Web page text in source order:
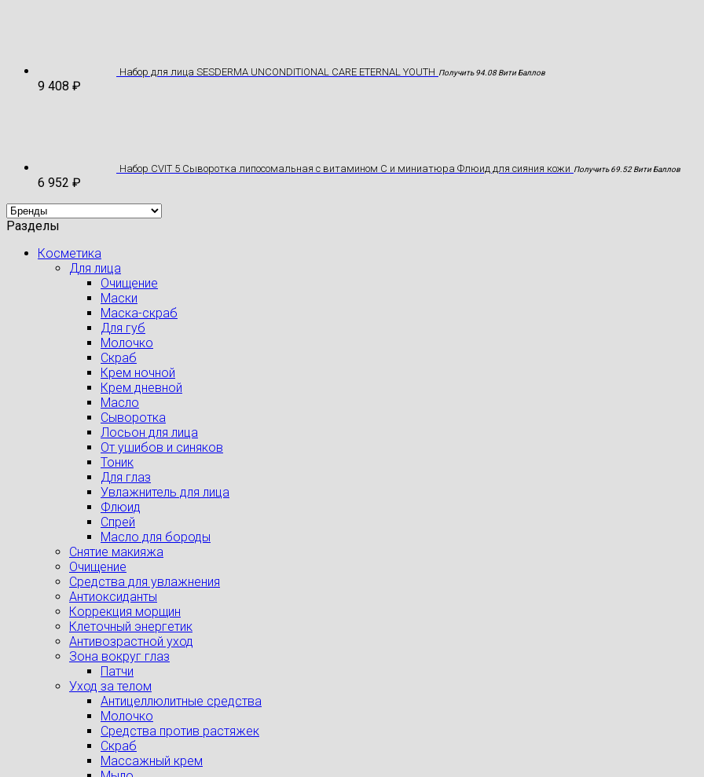
Hабор для лица SESDERMA UNCONDITIONAL CARE ETERNAL YOUTH Получить 94.08 Вити Баллов
9 408 ₽
Набор CVIT 5 Сыворотка липосомальная с витамином С и миниатюра Флюид для сияния кожи Получить 69.52 Вити Баллов
6 952 ₽
Разделы
Косметика
Для лица
Очищение
Маски
Маска-скраб
Для губ
Молочко
Скраб
Крем ночной
Крем дневной
Масло
Сыворотка
Лосьон для лица
От ушибов и синяков
Тоник
Для глаз
Увлажнитель для лица
Флюид
Спрей
Масло для бороды
Снятие макияжа
Очищение
Средства для увлажнения
Антиоксиданты
Коррекция морщин
Клеточный энергетик
Антивозрастной уход
Зона вокруг глаз
Патчи
Уход за телом
Антицеллюлитные средства
Молочко
Средства против растяжек
Скраб
Массажный крем